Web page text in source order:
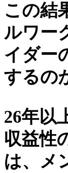
この結
ルワー
イダー
するの
26年以
収益性
は、メ